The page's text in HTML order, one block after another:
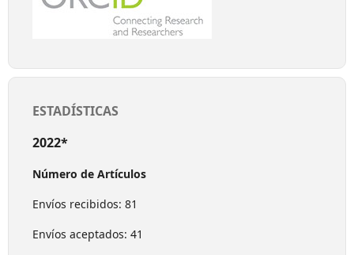
ESTADÍSTICAS
2022*
Número de Artículos
Envíos recibidos: 81
Envíos aceptados: 41